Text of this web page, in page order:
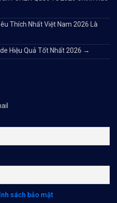
Thích Nhất Việt Nam 2026 Là
Hiệu Quả Tốt Nhất 2026 →
sách bảo mật